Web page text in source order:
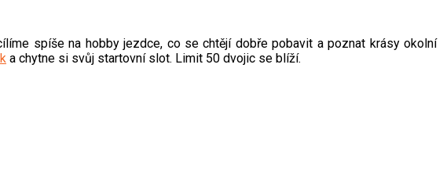
spíše na hobby jezdce, co se chtějí dobře pobavit a poznat krásy okolní
a chytne si svůj startovní slot. Limit 50 dvojic se blíží.